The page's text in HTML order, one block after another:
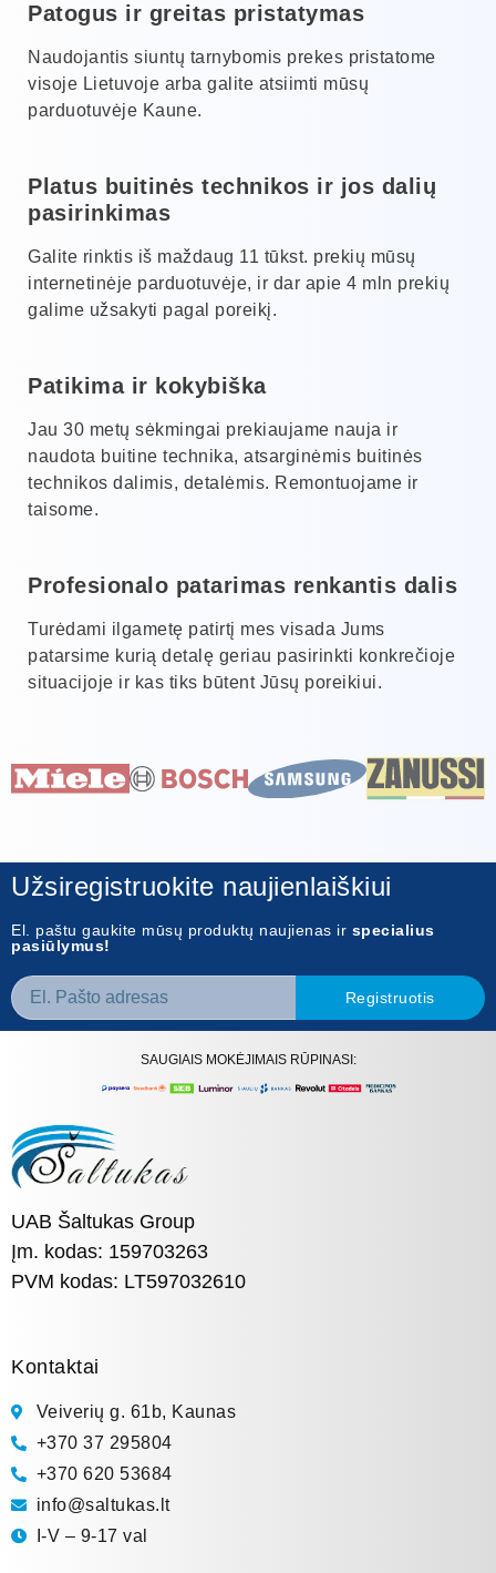
Patogus ir greitas pristatymas
Naudojantis siuntų tarnybomis prekes pristatome
visoje Lietuvoje arba galite atsiimti mūsų
parduotuvėje Kaune.
Platus buitinės technikos ir jos dalių
pasirinkimas
Galite rinktis iš maždaug 11 tūkst. prekių mūsų
internetinėje parduotuvėje, ir dar apie 4 mln prekių
galime užsakyti pagal poreikį.
Patikima ir kokybiška
Jau 30 metų sėkmingai prekiaujame nauja ir
naudota buitine technika, atsarginėmis buitinės
technikos dalimis, detalėmis. Remontuojame ir
taisome.
Profesionalo patarimas renkantis dalis
Turėdami ilgametę patirtį mes visada Jums
patarsime kurią detalę geriau pasirinkti konkrečioje
situacijoje ir kas tiks būtent Jūsų poreikiui.
Užsiregistruokite naujienlaiškiui
El. paštu gaukite mūsų produktų naujienas ir specialius
pasiūlymus!
Registruotis
SAUGIAIS MOKĖJIMAIS RŪPINASI:
UAB Šaltukas Group
Įm. kodas: 159703263
PVM kodas: LT597032610
Kontaktai
Veiverių g. 61b, Kaunas
+370 37 295804
+370 620 53684
info@saltukas.lt
I-V – 9-17 val